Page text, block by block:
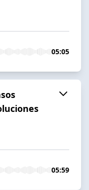
05:05
05:59